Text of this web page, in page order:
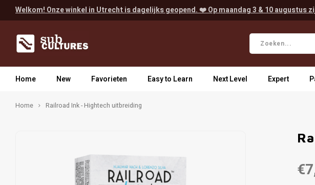
Welkom! Onze winkel in Utrecht is dagelijks geopend. ❤️ Op maandag 3 & 10 augustus
Home New Favorieten Easy to Learn Next Level Expert
Home Railroad Ink - Hightech uitbreiding